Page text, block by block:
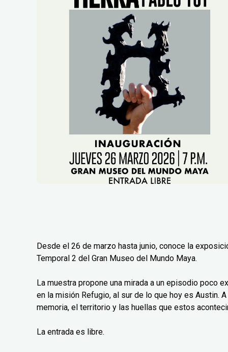
Desde el 26 de marzo hasta junio, conoce la
Temporal 2 del Gran Museo del Mundo Maya.
La muestra propone una mirada a un episodio poco
en la misión Refugio, al sur de lo que hoy es Austin.
memoria, el territorio y las huellas que estos
La entrada es libre.